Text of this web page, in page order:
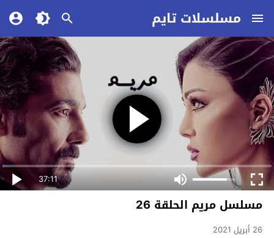
مسلسلات تايم
37:11
مسلسل مريم الحلقة 26
26 أبريل 2021